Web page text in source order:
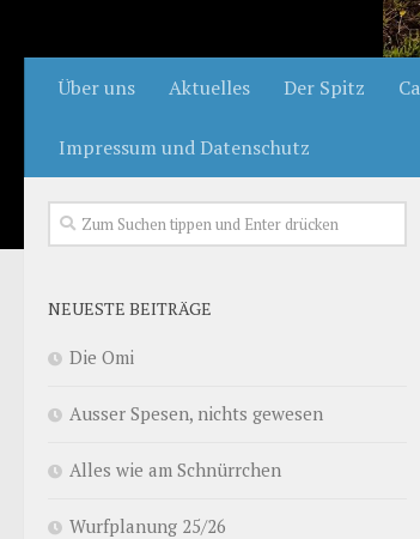
Über uns Aktuelles Der Spitz
Impressum und Datenschutz
NEUESTE BEITRÄGE
Die Omi
Ausser Spesen, nichts gewesen
Alles wie am Schnürrchen
Wurfplanung 25/26